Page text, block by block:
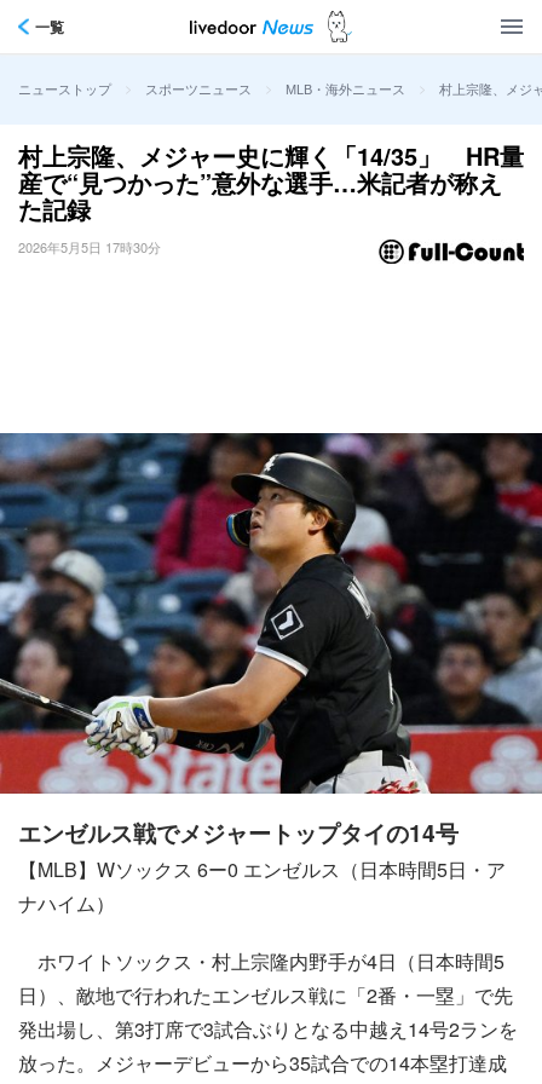
一覧
ニューストップ > スポーツニュース > MLB・海外ニュース > 村上宗隆、メジ
村上宗隆、メジャー史に輝く「14/35」 HR量
産で“見つかった”意外な選手…米記者が称え
た記録
2026年5月5日 17時30分
エンゼルス戦でメジャートップタイの14号
【MLB】Wソックス 6ー0 エンゼルス（日本時間5日・ア
ナハイム）
ホワイトソックス・村上宗隆内野手が4日（日本時間5
日）、敵地で行われたエンゼルス戦に「2番・一塁」で先
発出場し、第3打席で3試合ぶりとなる中越え14号2ランを
放った。メジャーデビューから35試合での14本塁打達成